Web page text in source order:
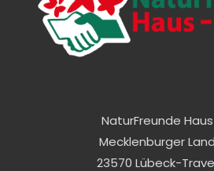
NaturFreunde
Mecklenburger
23570 Lübeck-